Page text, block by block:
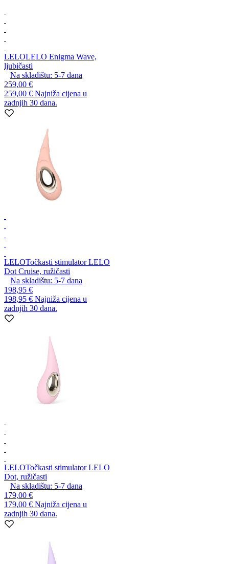
LELOLELO Enigma Wave,
ljubičasti
Na skladištu: 5-7 dana
259,00 €
259,00 € Najniža cijena u
zadnjih 30 dana.
LELOTočkasti stimulator LELO
Dot Cruise, ružičasti
Na skladištu: 5-7 dana
198,95 €
198,95 € Najniža cijena u
zadnjih 30 dana.
LELOTočkasti stimulator LELO
Dot, ružičasti
Na skladištu: 5-7 dana
179,00 €
179,00 € Najniža cijena u
zadnjih 30 dana.